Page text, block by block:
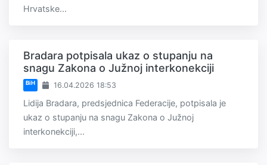
Hrvatske...
Bradara potpisala ukaz o stupanju na
snagu Zakona o Južnoj interkonekciji
BiH 16.04.2026 18:53
Lidija Bradara, predsjednica Federacije, potpisala je
ukaz o stupanju na snagu Zakona o Južnoj
interkonekciji,...